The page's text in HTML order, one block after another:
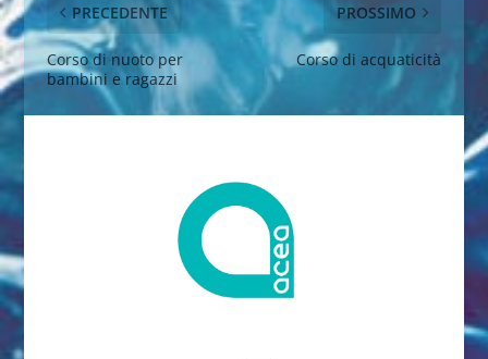
PRECEDENTE
Corso di nuoto per
bambini e ragazzi
PROSSIMO
Corso di acquaticità